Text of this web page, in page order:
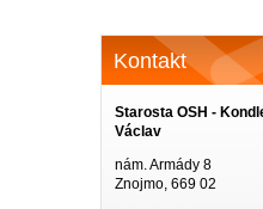
Kontakt
Starosta OSH -
Václav
nám. Armády 8
Znojmo, 669 02